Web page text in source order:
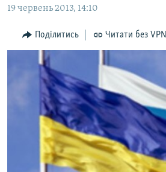
навігації
Перейти
до
БЛОГИ
ПОГЛЯД
ІНТЕРВ'Ю
ВСЕ ЗА ДЕНЬ
СПЕЦПРОЕКТИ
ДЕПОРТАЦІЯ
ВІДЕОУРОКИ «ELIFBE»
СВІДЧЕННЯ ОКУПАЦІЇ
ЯК ОБІЙТИ БЛОКУВАННЯ
Русский
19 червень 2013, 14:10
Поділитись Читати без VPN